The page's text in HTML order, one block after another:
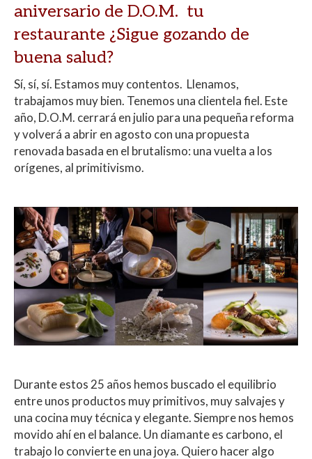
aniversario de D.O.M. tu
restaurante ¿Sigue gozando de
buena salud?
Sí, sí, sí. Estamos muy contentos. Llenamos,
trabajamos muy bien. Tenemos una clientela fiel. Este
año, D.O.M. cerrará en julio para una pequeña reforma
y volverá a abrir en agosto con una propuesta
renovada basada en el brutalismo: una vuelta a los
orígenes, al primitivismo.
Durante estos 25 años hemos buscado el equilibrio
entre unos productos muy primitivos, muy salvajes y
una cocina muy técnica y elegante. Siempre nos hemos
movido ahí en el balance. Un diamante es carbono, el
trabajo lo convierte en una joya. Quiero hacer algo